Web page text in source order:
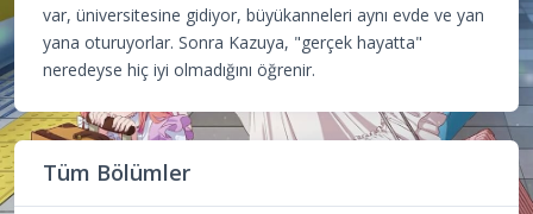
var, üniversitesine gidiyor, büyükanneleri aynı evde ve yan
yana oturuyorlar. Sonra Kazuya, "gerçek hayatta"
neredeyse hiç iyi olmadığını öğrenir.
Tüm Bölümler